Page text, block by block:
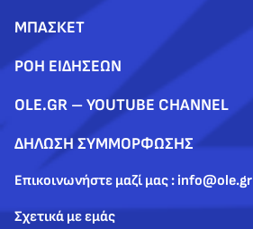
ΜΠΑΣΚΕΤ
ΡΟΗ ΕΙΔΗΣΕΩΝ
OLE.GR – YOUTUBE CHANNEL
ΔΗΛΩΣΗ ΣΥΜΜΟΡΦΩΣΗΣ
Επικοινωνήστε μαζί μας : info@ole.gr
Σχετικά με εμάς